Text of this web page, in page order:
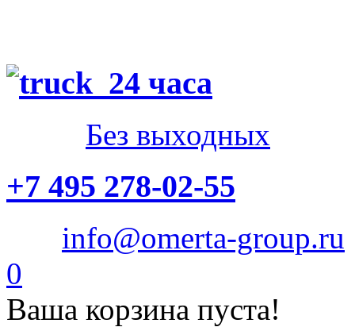
24 часа
Без выходных
+7 495 278-02-55
info@omerta-group.ru
0
Ваша корзина пуста!